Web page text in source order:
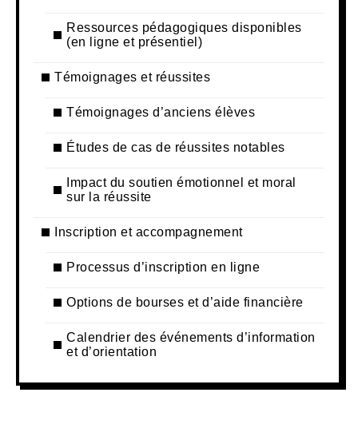
Ressources pédagogiques disponibles
(en ligne et présentiel)
Témoignages et réussites
Témoignages d’anciens élèves
Études de cas de réussites notables
Impact du soutien émotionnel et moral
sur la réussite
Inscription et accompagnement
Processus d’inscription en ligne
Options de bourses et d’aide financière
Calendrier des événements d’information
et d’orientation